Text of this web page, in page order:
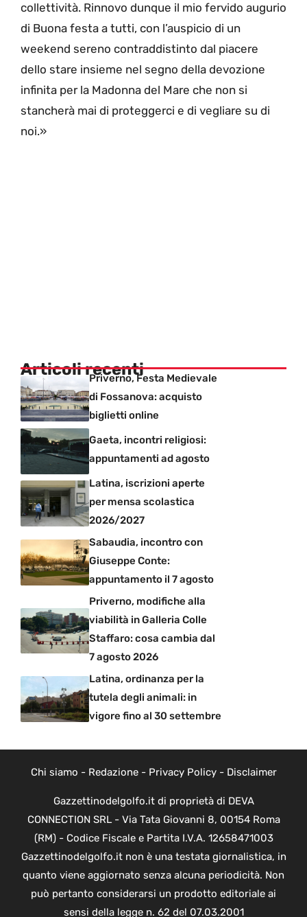
collettività. Rinnovo dunque il mio fervido augurio
di Buona festa a tutti, con l’auspicio di un
weekend sereno contraddistinto dal piacere
dello stare insieme nel segno della devozione
infinita per la Madonna del Mare che non si
stancherà mai di proteggerci e di vegliare su di
noi.»
Articoli recentiPriverno, Festa Medievale
di Fossanova: acquisto
biglietti online
Gaeta, incontri religiosi:
appuntamenti ad agosto
Latina, iscrizioni aperte
per mensa scolastica
2026/2027
Sabaudia, incontro con
Giuseppe Conte:
appuntamento il 7 agosto
Priverno, modifiche alla
viabilità in Galleria Colle
Staffaro: cosa cambia dal
7 agosto 2026
Latina, ordinanza per la
tutela degli animali: in
vigore fino al 30 settembre
Chi siamo - Redazione- Privacy Policy- Disclaimer
Gazzettinodelgolfo.it di proprietà di DEVA
CONNECTION SRL - Via Tata Giovanni 8, 00154 Roma
(RM) - Codice Fiscale e Partita I.V.A. 12658471003
Gazzettinodelgolfo.it non è una testata giornalistica, in
quanto viene aggiornato senza alcuna periodicità. Non
può pertanto considerarsi un prodotto editoriale ai
sensi della legge n. 62 del 07.03.2001